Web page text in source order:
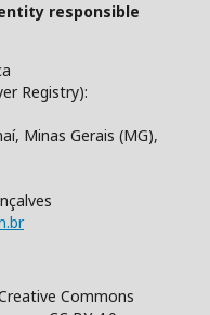
responsible
Registry):
Minas Gerais (MG),
Commons